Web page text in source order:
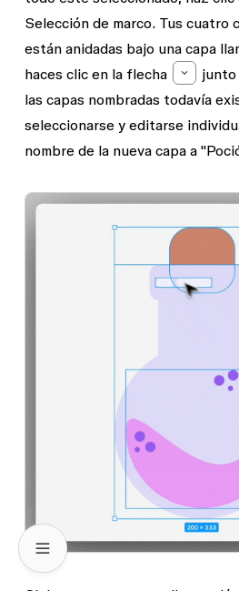
Selección de marco. Tus cuatro
están anidadas bajo una capa
haces clic en la flecha
junto
las capas nombradas todavía
seleccionarse y editarse
nombre de la nueva capa a